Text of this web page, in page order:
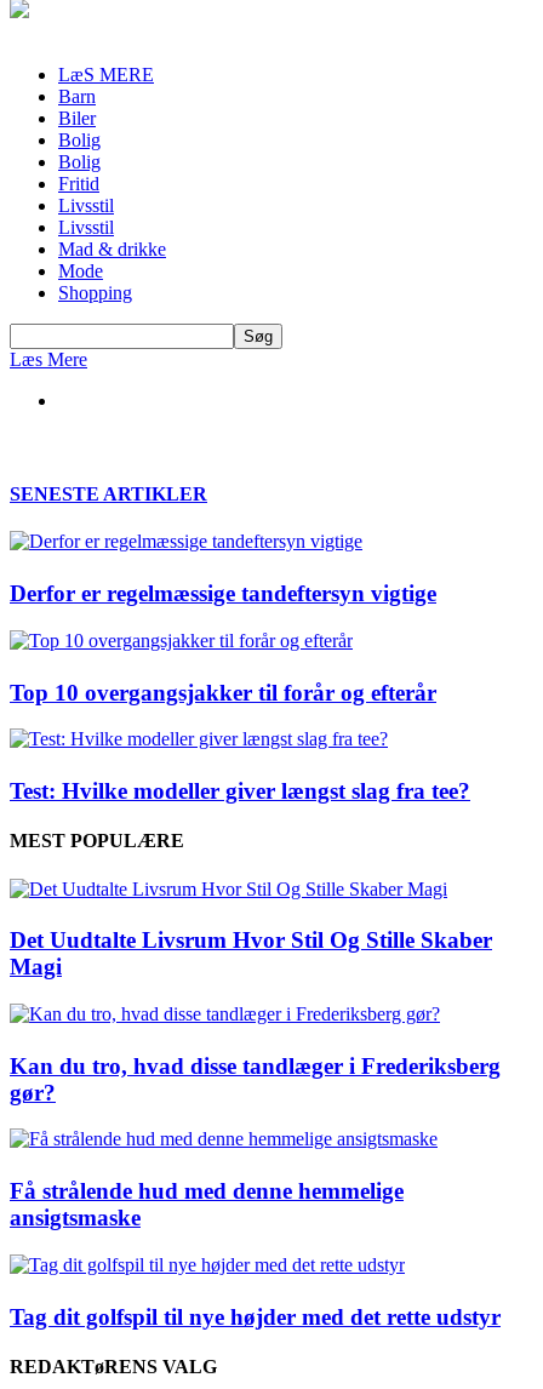
LæS MERE
Barn
Biler
Bolig
Bolig
Fritid
Livsstil
Livsstil
Mad & drikke
Mode
Shopping
Læs Mere
SENESTE ARTIKLER
Derfor er regelmæssige tandeftersyn vigtige
Top 10 overgangsjakker til forår og efterår
Test: Hvilke modeller giver længst slag fra tee?
MEST POPULÆRE
Det Uudtalte Livsrum Hvor Stil Og Stille Skaber
Magi
Kan du tro, hvad disse tandlæger i Frederiksberg
gør?
Få strålende hud med denne hemmelige
ansigtsmaske
Tag dit golfspil til nye højder med det rette udstyr
REDAKTøRENS VALG